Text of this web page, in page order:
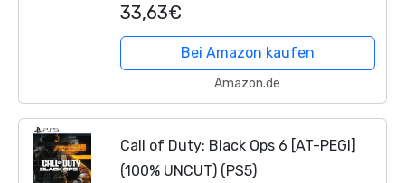
33,63€
Bei Amazon kaufen
Amazon.de
Call of Duty: Black Ops 6 [AT-PEGI]
(100% UNCUT) (PS5)